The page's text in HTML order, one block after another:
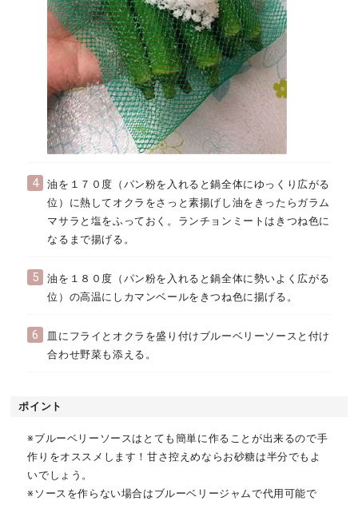
4
油を１７０度（パン粉を入れると鍋全体にゆっくり広がる
位）に熱してオクラをさっと素揚げし油をきったらガラム
マサラと塩をふっておく。ランチョンミートはきつね色に
なるまで揚げる。
5
油を１８０度（パン粉を入れると鍋全体に勢いよく広がる
位）の高温にしカマンベールをきつね色に揚げる。
6
皿にフライとオクラを盛り付けブルーベリーソースと付け
合わせ野菜も添える。
ポイント
※ブルーベリーソースはとても簡単に作ることが出来るので手
作りをオススメします！甘さ控えめならお砂糖は半分でもよ
いでしょう。
※ソースを作らない場合はブルーベリージャムで代用可能で